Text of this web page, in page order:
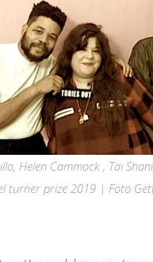
Helen Cammock , Tai
turner prize 2019 | Foto